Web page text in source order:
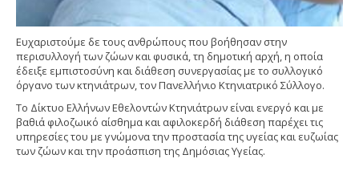
Ευχαριστούμε δε τους ανθρώπους που βοήθησαν στην
περισυλλογή των ζώων και φυσικά, τη δημοτική αρχή, η οποία
έδειξε εμπιστοσύνη και διάθεση συνεργασίας με το συλλογικό
όργανο των κτηνιάτρων, τον Πανελλήνιο Κτηνιατρικό Σύλλογο.
Το Δίκτυο Ελλήνων Εθελοντών Κτηνιάτρων είναι ενεργό και με
βαθιά φιλοζωικό αίσθημα και αφιλοκερδή διάθεση παρέχει τις
υπηρεσίες του με γνώμονα την προστασία της υγείας και ευζωίας
των ζώων και την προάσπιση της Δημόσιας Υγείας.